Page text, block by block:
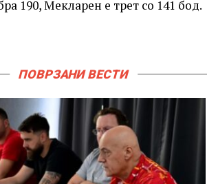
190, Мекларен е трет со 141 бод.
ПОВРЗАНИ ВЕСТИ